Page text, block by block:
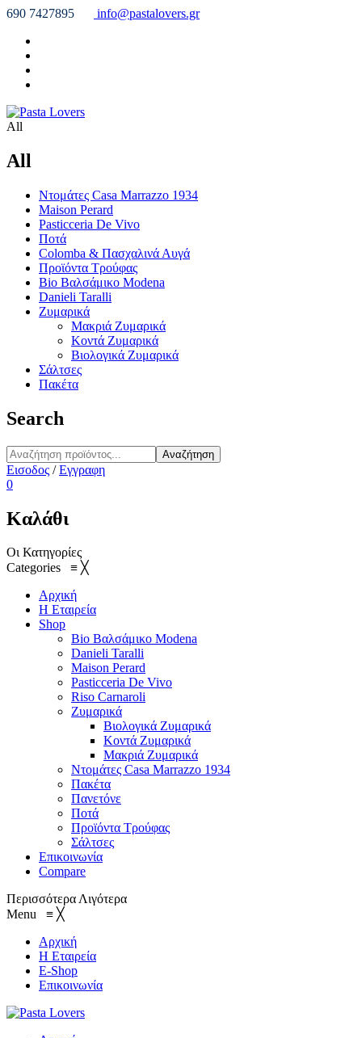
690 7427895 info@pastalovers.gr
All
All
Ντομάτες Casa Marrazzo 1934
Maison Perard
Pasticceria De Vivo
Ποτά
Colomba & Πασχαλινά Αυγά
Προϊόντα Τρούφας
Bio Βαλσάμικο Modena
Danieli Taralli
Ζυμαρικά
Μακριά Ζυμαρικά
Κοντά Ζυμαρικά
Βιολογικά Ζυμαρικά
Σάλτσες
Πακέτα
Search
Αναζήτηση
Εισοδος /Εγγραφη
0
Καλάθι
Οι Κατηγορίες
Categories ≡ ╳
Αρχική
Η Εταιρεία
Shop
Bio Βαλσάμικο Modena
Danieli Taralli
Maison Perard
Pasticceria De Vivo
Riso Carnaroli
Ζυμαρικά
Βιολογικά Ζυμαρικά
Κοντά Ζυμαρικά
Μακριά Ζυμαρικά
Ντομάτες Casa Marrazzo 1934
Πακέτα
Πανετόνε
Ποτά
Προϊόντα Τρούφας
Σάλτσες
Επικοινωνία
Compare
ΠερισσότεραΛιγότερα
Menu ≡ ╳
Αρχική
Η Εταιρεία
E-Shop
Επικοινωνία